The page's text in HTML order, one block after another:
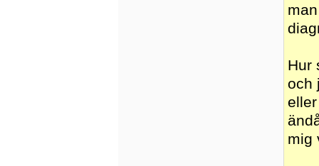
Hur
och
mig